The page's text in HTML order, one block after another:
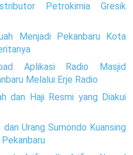
Petrokimia Gresik
Menjadi Pekanbaru Kota
Aplikasi Radio Masjid
Melalui Erje Radio
dan Haji Resmi yang Diakui
Urang Sumondo Kuansing